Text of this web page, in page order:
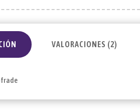
VALORACIONES (2)